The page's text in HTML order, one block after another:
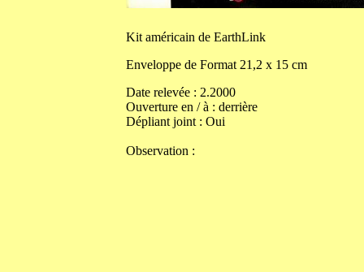
Kit américain de EarthLink
Enveloppe de Format 21,2 x 15cm
Date relevée : 2.2000
Ouverture en / à : derrière
Dépliant joint : Oui
Observation :